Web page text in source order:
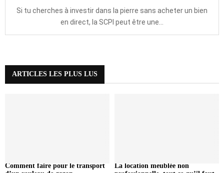
Si tu cherches à investir dans la pierre sans acheter un bien
en direct, la SCPI peut être une...
ARTICLES LES PLUS LUS
Comment faire pour le transport
La location meublée non